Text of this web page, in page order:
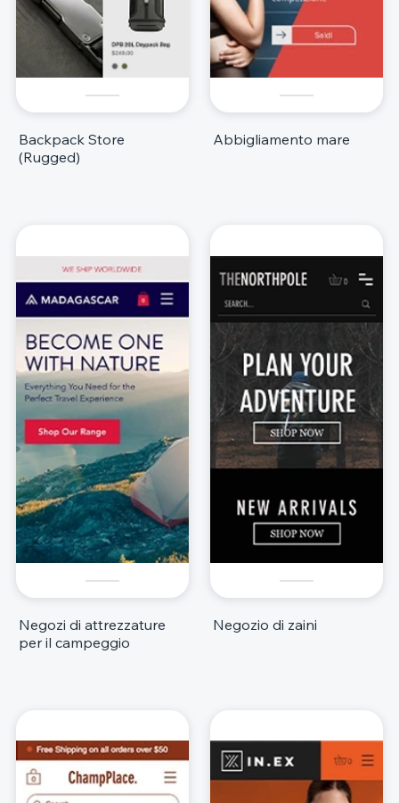
Backpack Store
(Rugged)
Abbigliamento mare
Negozi di attrezzature
per il campeggio
Negozio di zaini